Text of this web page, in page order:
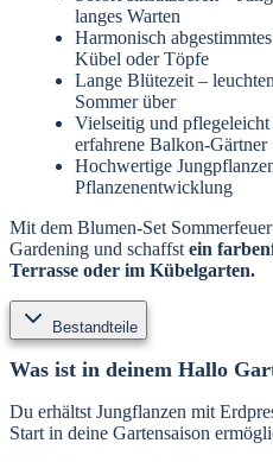
langes Warten
Harmonisch
Kübel oder Töpfe
Lange Blütezeit –
Sommer über
Vielseitig und
erfahrene Balkon-Gärtner
Hochwertige
Pflanzenentwicklung
Mit dem Blumen-Set
Gardening und schaffstein
Terrasse oder im Kübelgarten.
Bestandteile
Was ist in deinem Hallo
Du erhältst Jungflanzen mit
Start in deine Gartensaison